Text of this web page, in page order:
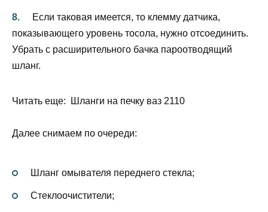
Если таковая имеется, то клемму датчика,
показывающего уровень тосола, нужно отсоединить.
Убрать с расширительного бачка пароотводящий
шланг.
Читать еще: Шланги на печку ваз 2110
Далее снимаем по очереди:
Шланг омывателя переднего стекла;
Стеклоочистители;